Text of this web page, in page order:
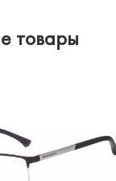
товары